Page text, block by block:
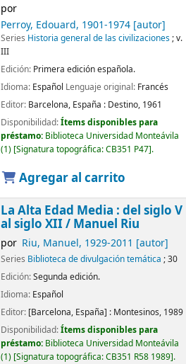
por
Perroy, Edouard, 1901-1974[autor]
Series Historia general de las civilizaciones; v.
III
Edición: Primera edición española.
Idioma: Español Lenguaje original: Francés
Editor: Barcelona, España : Destino, 1961
Disponibilidad:Ítems disponibles para
préstamo: Biblioteca Universidad Monteávila
(1) Signatura topográfica:CB351 P47 .
Agregar al carrito
La Alta Edad Media : del siglo V
al siglo XII / Manuel Riu
por Riu, Manuel, 1929-2011 [autor]
Series Biblioteca de divulgación temática ; 30
Edición:Segunda edición.
Idioma: Español
Editor: [Barcelona, España] : Montesinos, 1989
Disponibilidad:Ítems disponibles para
préstamo: Biblioteca Universidad Monteávila
(1) Signatura topográfica:CB351 R58 1989 .